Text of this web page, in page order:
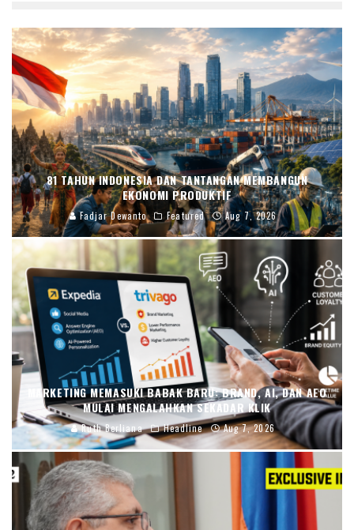
81 TAHUN INDONESIA DAN TANTANGAN MEMBANGUN
EKONOMI PRODUKTIF
Fadjar Dewanto Featured Aug 7, 2026
MARKETING MEMASUKI BABAK BARU: BRAND, AI, DAN AEO
MULAI MENGALAHKAN SEKADAR KLIK
Ruth Berliana Headline Aug 7, 2026